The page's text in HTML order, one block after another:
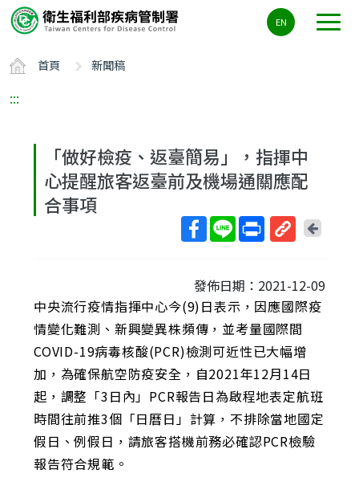
要
容
ALT+C
EN
首頁 新聞稿
:::
「做好檢疫、返臺簡易」，指揮中
心提醒旅客返臺前及機場通關應配
合事項
短
網
址
回
頁
發佈日期：2021-12-09
中央流行疫情指揮中心今(9)日表示，因應國際疫
情變化難測、新興變異株頻傳，並考量國際間
COVID-19病毒核酸(PCR)檢測可近性已大幅增
加，為確保航空防疫安全，自2021年12月14日
起，調整「3日內」PCR報告日為啟程地表定航班
時間往前推3個「日曆日」計算，不排除當地國定
假日、例假日，請旅客搭機前務必確認PCR檢驗
報告符合規範。